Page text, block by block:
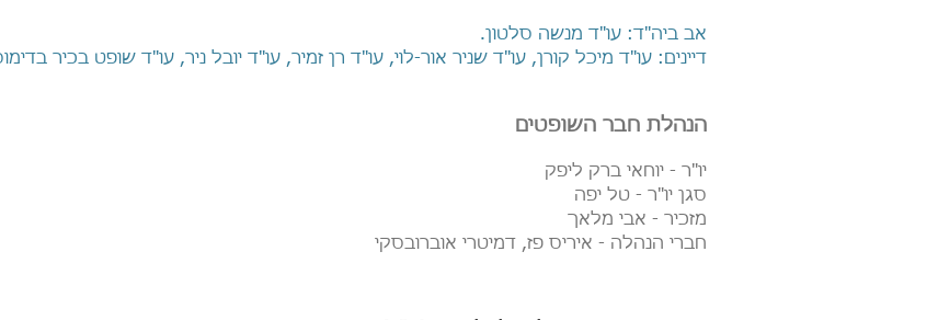
אב ביה"ד: עו"ד מנשה סלטון.
דיינים: עו"ד מיכל קורן, עו"ד שניר אור-לוי, עו"ד רן זמיר, עו"ד יובל ניר, עו"ד שופט בכיר
הנהלת חבר השופטים
יו"ר - יוחאי ברק ליפק
סגן יו"ר - טל יפה
מזכיר - אבי מלאך
חברי הנהלה - איריס פז, דמיטרי אוברובסקי